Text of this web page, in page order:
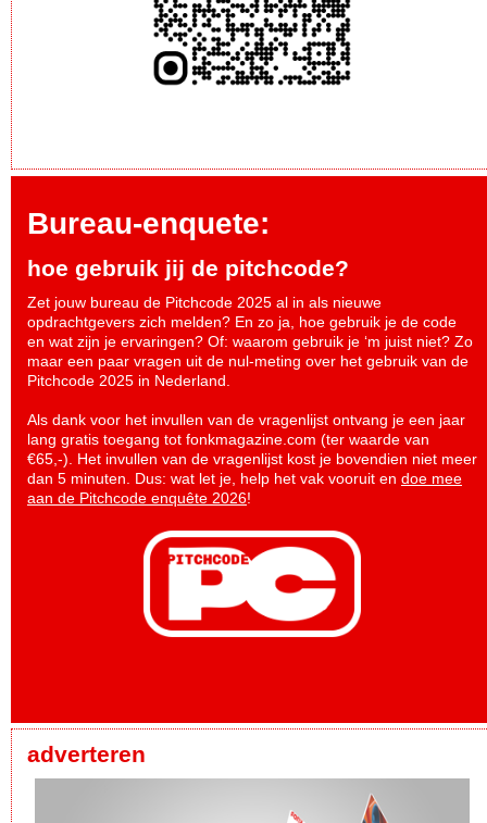
Bureau-enquete:
hoe gebruik jij de pitchcode?
Zet jouw bureau de Pitchcode 2025 al in als nieuwe
opdrachtgevers zich melden? En zo ja, hoe gebruik je de code
en wat zijn je ervaringen? Of: waarom gebruik je ‘m juist niet? Zo
maar een paar vragen uit de nul-meting over het gebruik van de
Pitchcode 2025 in Nederland.
Als dank voor het invullen van de vragenlijst ontvang je een jaar
lang gratis toegang tot fonkmagazine.com (ter waarde van
€65,-). Het invullen van de vragenlijst kost je bovendien niet meer
dan 5 minuten. Dus: wat let je, help het vak vooruit en doe mee
aan de Pitchcode enquête 2026!
adverteren